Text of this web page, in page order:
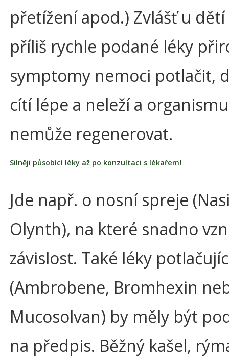
přetížení apod.) Zvlášť u
příliš rychle podané léky
symptomy nemoci potlačit,
cítí lépe a neleží a
nemůže regenerovat.
Silněji působící léky až po konzultaci s lékařem!
Jde např. o nosní spreje
Olynth), na které snadno
závislost. Také léky
(Ambrobene, Bromhexin
Mucosolvan) by měly být
na předpis. Běžný kašel,